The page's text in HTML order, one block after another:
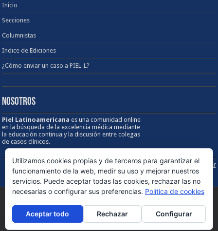
Inicio
Secciones
Columnistas
Indice de Ediciones
¿Cómo enviar un caso a PIEL-L?
NOSOTROS
Piel Latinoamericanaes una comunidad online
en la búsqueda de la excelencia médica mediante
la educación continua y la discusión entre colegas
de casos clínicos.
Sobre los Derechos de Autor / Disclaimer
© Copyright 1998 - 2026, PIEL Latinoamericana. Todos los derechos
reservados - Versión 5.0
Utilizamos cookies propias y de terceros para garantizar el
funcionamiento de la web, medir su uso y mejorar nuestros
servicios. Puede aceptar todas las cookies, rechazar las no
necesarias o configurar sus preferencias. Política de cookies
Aceptar todo Rechazar Configurar